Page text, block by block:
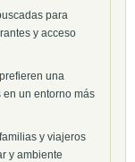
para
y acceso
una
un entorno más
y viajeros
y ambiente